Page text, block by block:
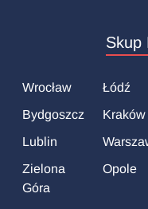
Skup
Wrocław
Bydgoszcz
Lublin
Zielona
Góra
Łódź
Kraków
Opole